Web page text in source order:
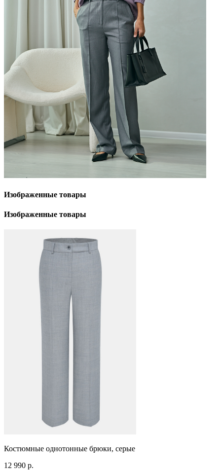
Изображенные товары
Изображенные товары
Костюмные однотонные брюки, серые
12 990 р.